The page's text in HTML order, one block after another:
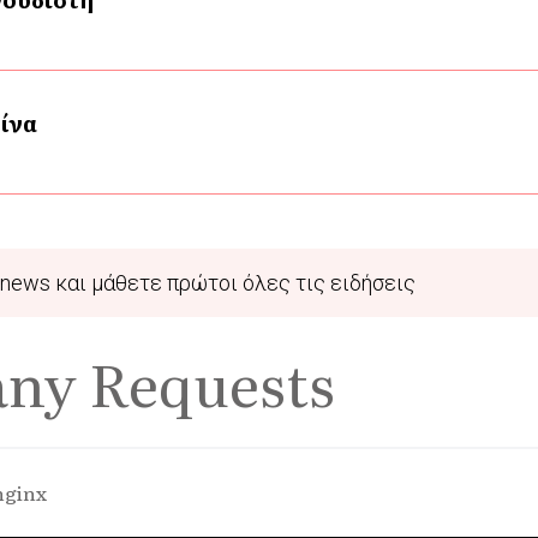
και μάθετε πρώτοι όλες τις ειδήσεις
Requests